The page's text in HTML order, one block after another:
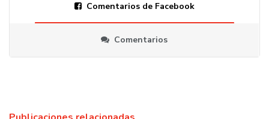
Comentarios de Facebook
Comentarios